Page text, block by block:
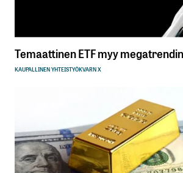
Temaattinen ETF myy
KAUPALLINEN YHTEISTYÖKVARN X